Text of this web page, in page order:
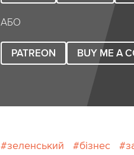
АБО
PATREON BUY ME A
зеленський бізнес